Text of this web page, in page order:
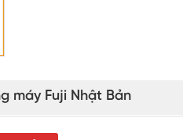
máy Fuji Nhật Bản